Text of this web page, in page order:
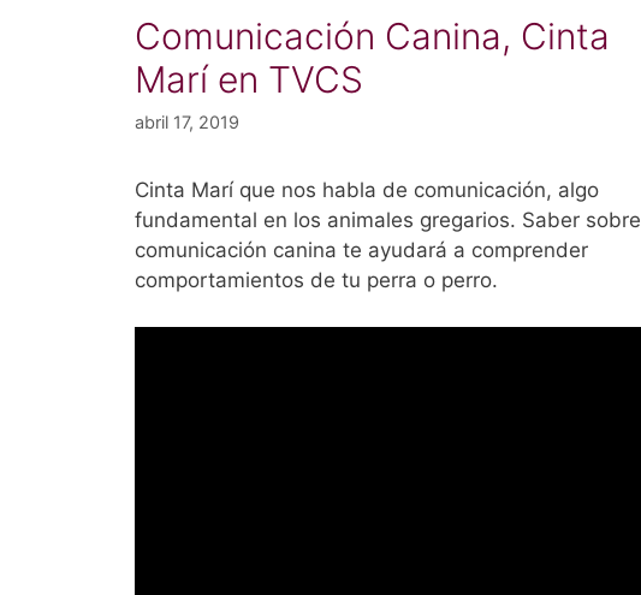
Comunicación Canina, Cinta
Marí en TVCS
abril 17, 2019
Cinta Marí que nos habla de comunicación, algo
fundamental en los animales gregarios. Saber sobre
comunicación canina te ayudará a comprender
comportamientos de tu perra o perro.